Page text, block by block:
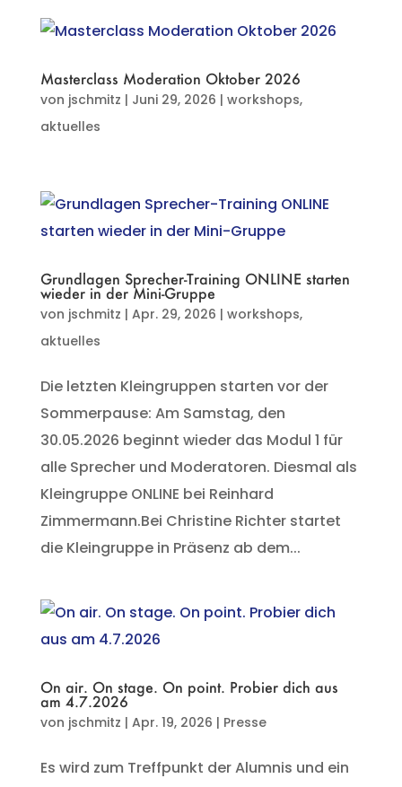
Masterclass Moderation Oktober 2026
von jschmitz | Juni 29, 2026 | workshops,
aktuelles
Grundlagen Sprecher-Training ONLINE starten
wieder in der Mini-Gruppe
von jschmitz | Apr. 29, 2026 | workshops,
aktuelles
Die letzten Kleingruppen starten vor der
Sommerpause: Am Samstag, den
30.05.2026 beginnt wieder das Modul 1 für
alle Sprecher und Moderatoren. Diesmal als
Kleingruppe ONLINE bei Reinhard
Zimmermann.Bei Christine Richter startet
die Kleingruppe in Präsenz ab dem...
On air. On stage. On point. Probier dich aus
am 4.7.2026
von jschmitz | Apr. 19, 2026 | Presse
Es wird zum Treffpunkt der Alumnis und ein